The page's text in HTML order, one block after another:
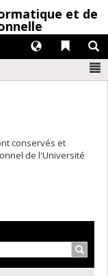
et de
Liens
Langues
conservés et
de l'Université